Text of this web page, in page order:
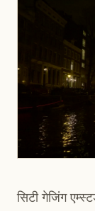
सिटी गेजिंग